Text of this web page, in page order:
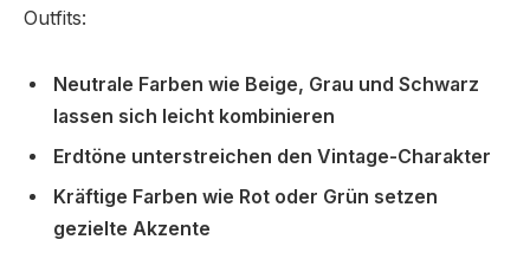
Outfits:
Neutrale Farben wie Beige, Grau und Schwarz
lassen sich leicht kombinieren
Erdtöne unterstreichen den Vintage-Charakter
Kräftige Farben wie Rot oder Grün setzen
gezielte Akzente